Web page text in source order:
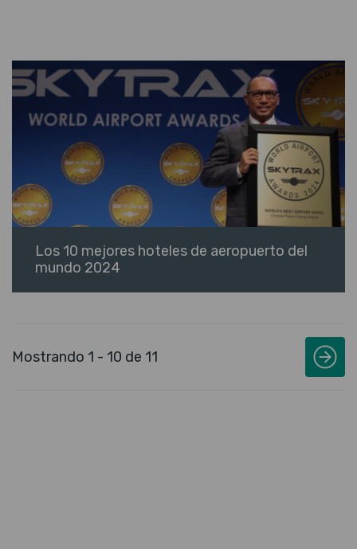
Los 10 mejores hoteles de aeropuerto del
mundo 2024
Mostrando 1 - 10 de 11